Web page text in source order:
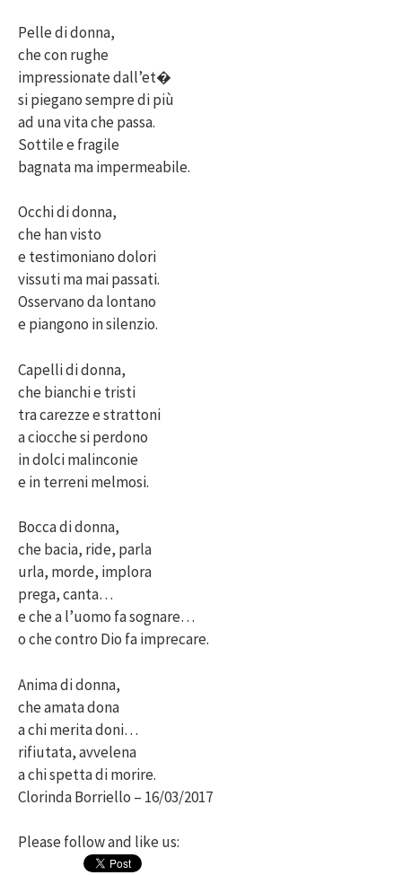
Pelle di donna,
che con rughe
impressionate dall’et�
si piegano sempre di più
ad una vita che passa.
Sottile e fragile
bagnata ma impermeabile.
Occhi di donna,
che han visto
e testimoniano dolori
vissuti ma mai passati.
Osservano da lontano
e piangono in silenzio.
Capelli di donna,
che bianchi e tristi
tra carezze e strattoni
a ciocche si perdono
in dolci malinconie
e in terreni melmosi.
Bocca di donna,
che bacia, ride, parla
urla, morde, implora
prega, canta…
e che a l’uomo fa sognare…
o che contro Dio fa imprecare.
Anima di donna,
che amata dona
a chi merita doni…
rifiutata, avvelena
a chi spetta di morire.
Clorinda Borriello – 16/03/2017
Please follow and like us: